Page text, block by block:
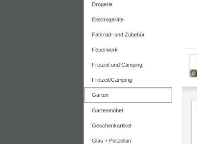
Drogerie
Elektrogeräte
Fahrrad- und Zubehör
Feuerwerk
Freizeit und Camping
Freizeit/Camping
Garten
Gartenmöbel
Geschenkartikel
Glas + Porzellan